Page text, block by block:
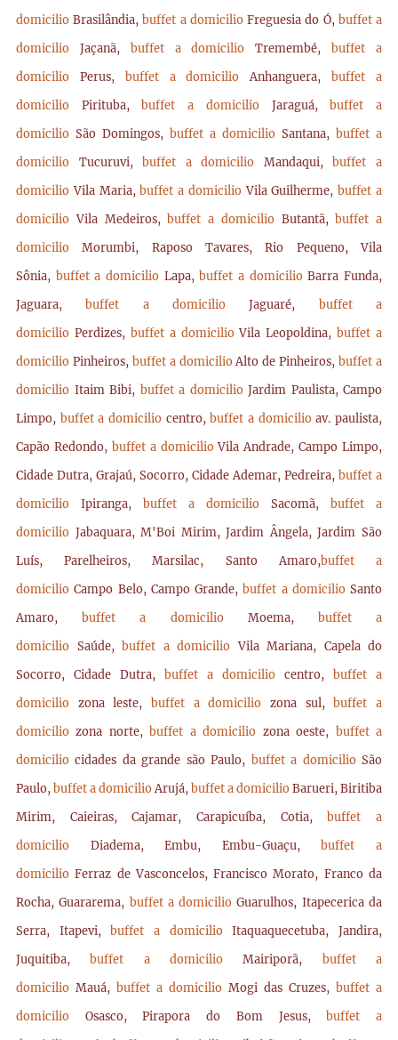
domicilioBrasilândia,buffet a domicilioFreguesia do Ó, buffet a
domicilio Jaçanã, buffet a domicilioTremembé,buffet a
domicilio Perus, buffet a domicilioAnhanguera,buffet a
domicilio Pirituba,buffet a domicilio Jaraguá,buffet a
domicilio São Domingos, buffet a domicilio Santana, buffet a
domicilio Tucuruvi,buffet a domicilio Mandaqui,buffet a
domicilioVila Maria,buffet a domicilioVila Guilherme,buffet a
domicilioVila Medeiros,buffet a domicilio Butantã,buffet a
domicilioMorumbi, Raposo Tavares, Rio Pequeno, Vila
Sônia, buffet a domicilio Lapa,buffet a domicilioBarra Funda,
Jaguara,buffet a domicilioJaguaré, buffet a
domicilio Perdizes, buffet a domicilioVila Leopoldina,buffet a
domicilio Pinheiros, buffet a domicilioAlto de Pinheiros,buffet a
domicilio Itaim Bibi, buffet a domicilio Jardim Paulista, Campo
Limpo, buffet a domicilio centro,buffet a domicilioav. paulista,
Capão Redondo, buffet a domicilioVila Andrade, Campo Limpo,
Cidade Dutra, Grajaú, Socorro, Cidade Ademar, Pedreira, buffet a
domicilio Ipiranga, buffet a domicilio Sacomã, buffet a
domicilio Jabaquara, M'Boi Mirim, Jardim Ângela, Jardim São
Luís, Parelheiros, Marsilac, Santo Amaro,buffet a
domicilioCampo Belo, Campo Grande,buffet a domicilio Santo
Amaro,buffet a domicilio Moema, buffet a
domicilio Saúde, buffet a domicilioVila Mariana, Capela do
Socorro, Cidade Dutra, buffet a domicilio centro, buffet a
domicilio zona leste,buffet a domiciliozona sul,buffet a
domiciliozona norte,buffet a domicilio zona oeste, buffet a
domiciliocidades da grande são Paulo, buffet a domicilioSão
Paulo,buffet a domicilioArujá,buffet a domicilioBarueri, Biritiba
Mirim, Caieiras, Cajamar, Carapicuíba, Cotia,buffet a
domicilio Diadema, Embu, Embu-Guaçu,buffet a
domicilioFerraz de Vasconcelos, Francisco Morato, Franco da
Rocha, Guararema, buffet a domicilioGuarulhos, Itapecerica da
Serra, Itapevi,buffet a domicilioItaquaquecetuba, Jandira,
Juquitiba,buffet a domicilioMairiporã, buffet a
domicilio Mauá, buffet a domicilio Mogi das Cruzes, buffet a
domicilio Osasco, Pirapora do Bom Jesus,buffet a